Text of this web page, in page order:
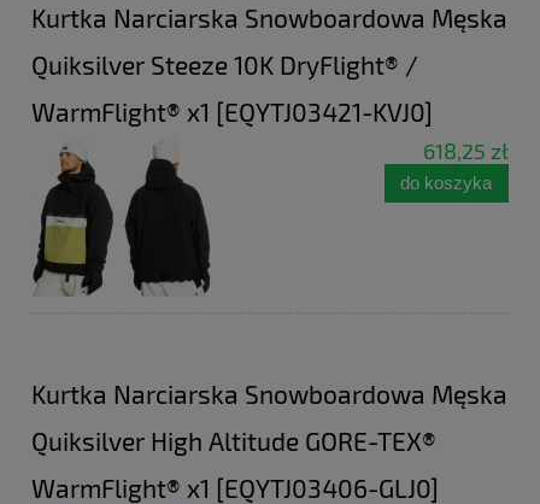
Kurtka Narciarska Snowboardowa Męska
Quiksilver Steeze 10K DryFlight® /
WarmFlight® x1 [EQYTJ03421-KVJ0]
618,25 zł
do koszyka
Kurtka Narciarska Snowboardowa Męska
Quiksilver High Altitude GORE-TEX®
WarmFlight® x1 [EQYTJ03406-GLJ0]